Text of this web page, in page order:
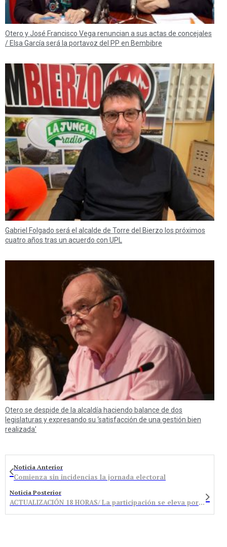
Otero y José Francisco Vega renuncian a sus actas de concejales
/ Elsa García será la portavoz del PP en Bembibre
Gabriel Folgado será el alcalde de Torre del Bierzo los próximos
cuatro años tras un acuerdo con UPL
Otero se despide de la alcaldía haciendo balance de dos
legislaturas y expresando su ‘satisfacción de una gestión bien
realizada’
Noticia Anterior
Comienza sin incidencias la jornada electoral
Noticia Posterior
ACTUALIZACIÓN 18 HORAS/ La participación se eleva por encima del 50% superando en 2 puntos los datos de 2015